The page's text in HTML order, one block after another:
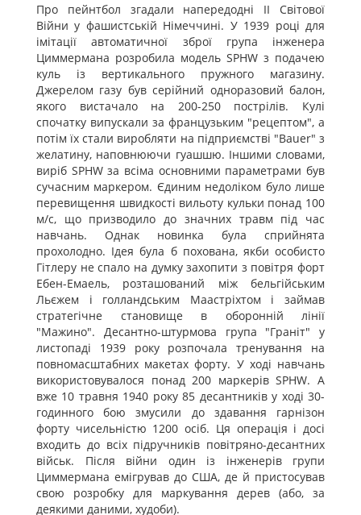
Про пейнтбол згадали напередодні ІІ Світової
Війни у фашистській Німеччині. У 1939 році для
імітації автоматичної зброї група інженера
Циммермана розробила модель SPHW з подачею
куль із вертикального пружного магазину.
Джерелом газу був серійний одноразовий балон,
якого вистачало на 200-250 пострілів. Кулі
спочатку випускали за французьким "рецептом", а
потім їх стали виробляти на підприємстві "Bauer" з
желатину, наповнюючи гуашшю. Іншими словами,
виріб SPHW за всіма основними параметрами був
сучасним маркером. Єдиним недоліком було лише
перевищення швидкості вильоту кульки понад 100
м/с, що призводило до значних травм під час
навчань. Однак новинка була сприйнята
прохолодно. Ідея була б похована, якби особисто
Гітлеру не спало на думку захопити з повітря форт
Ебен-Емаель, розташований між бельгійським
Льєжем і голландським Маастріхтом і займав
стратегічне становище в оборонній лінії
"Мажино". Десантно-штурмова група "Граніт" у
листопаді 1939 року розпочала тренування на
повномасштабних макетах форту. У ході навчань
використовувалося понад 200 маркерів SPHW. А
вже 10 травня 1940 року 85 десантників у ході 30-
годинного бою змусили до здавання гарнізон
форту чисельністю 1200 осіб. Ця операція і досі
входить до всіх підручників повітряно-десантних
військ. Після війни один із інженерів групи
Циммермана емігрував до США, де й пристосував
свою розробку для маркування дерев (або, за
деякими даними, худоби).